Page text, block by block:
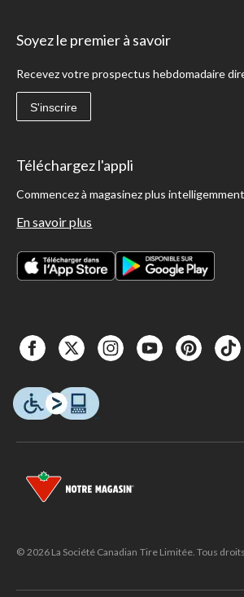
Soyez le premier à savoir
Recevez votre prospectus hebdomadaire
S'inscrire
Téléchargez l'appli
Commencez à magasinez plus intelligemment
En savoir plus
© 2026 La Société Canadian Tire Limitée. Tous